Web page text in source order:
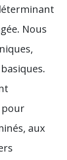
Nous
pour
aux